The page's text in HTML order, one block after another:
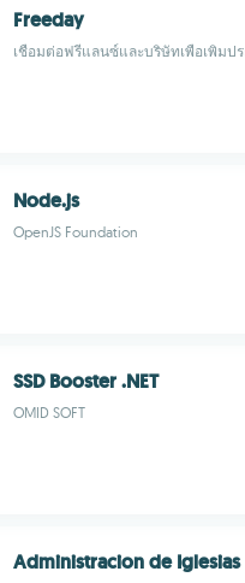
Freeday
เชื่อมต่อฟรีแลนซ์และบริษัทเพื่อเพิ่มป
Node.js
OpenJS Foundation
SSD Booster .NET
OMID SOFT
Administracion de Iglesias